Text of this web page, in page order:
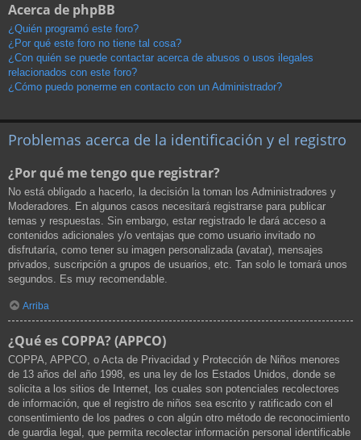
Acerca de phpBB
¿Quién programó este foro?
¿Por qué este foro no tiene tal cosa?
¿Con quién se puede contactar acerca de abusos o usos ilegales
relacionados con este foro?
¿Cómo puedo ponerme en contacto con un Administrador?
Problemas acerca de la identificación y el registro
¿Por qué me tengo que registrar?
No está obligado a hacerlo, la decisión la toman los Administradores y
Moderadores. En algunos casos necesitará registrarse para publicar
temas y respuestas. Sin embargo, estar registrado le dará acceso a
contenidos adicionales y/o ventajas que como usuario invitado no
disfrutaría, como tener su imagen personalizada (avatar), mensajes
privados, suscripción a grupos de usuarios, etc. Tan solo le tomará unos
segundos. Es muy recomendable.
Arriba
¿Qué es COPPA? (APPCO)
COPPA, APPCO, o Acta de Privacidad y Protección de Niños menores
de 13 años del año 1998, es una ley de los Estados Unidos, donde se
solicita a los sitios de Internet, los cuales son potenciales recolectores
de información, que el registro de niños sea escrito y ratificado con el
consentimiento de los padres o con algún otro método de reconocimiento
de guardia legal, que permita recolectar información personal identificable